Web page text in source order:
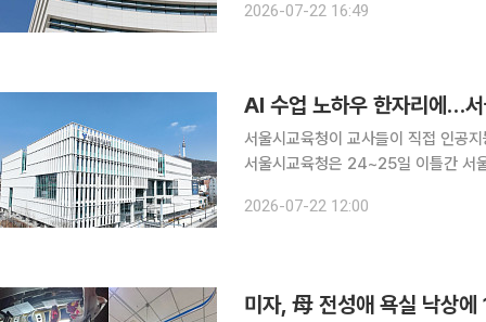
지 더해지며, 취임 초안 교육감의 역
2026-07-22 16:49
AI 수업 노하우 한자리에…
서울시교육청이 교사들이 직접 인공
서울시교육청은 24~25일 이틀간 서
벌(Festival)를 결합한 교육 축제로,
2026-07-22 12:00
미자, 母 전성애 욕실 낙상